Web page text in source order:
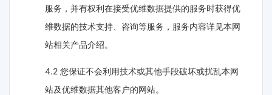
服务，并有权利在接受优维数据提供的服务时获得优
维数据的技术支持、咨询等服务，服务内容详见本网
站相关产品介绍。
4.2 您保证不会利用技术或其他手段破坏或扰乱本网
站及优维数据其他客户的网站。